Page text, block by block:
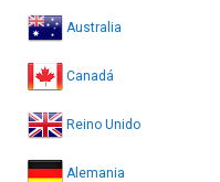
Australia
Canadá
Reino Unido
Alemania